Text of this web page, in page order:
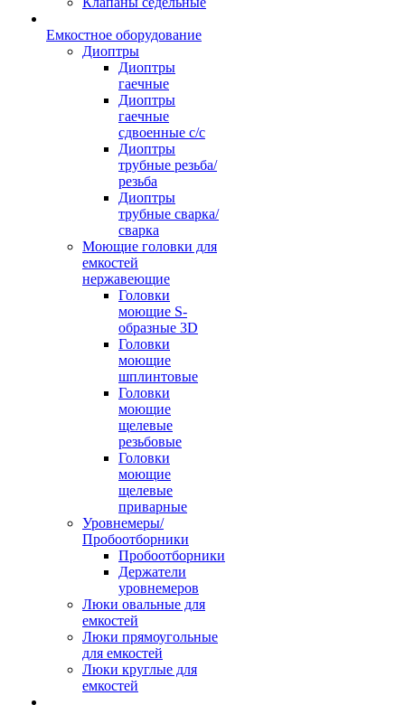
Емкостное оборудование
Диоптры
Диоптры
гаечные
Диоптры
гаечные
сдвоенные c/c
Диоптры
трубные резьба/
резьба
Диоптры
трубные сварка/
сварка
Моющие головки для
емкостей
нержавеющие
Головки
моющие S-
образные 3D
Головки
моющие
шплинтовые
Головки
моющие
щелевые
резьбовые
Головки
моющие
щелевые
приварные
Уровнемеры/
Пробоотборники
Пробоотборники
Держатели
уровнемеров
Люки овальные для
емкостей
Люки прямоугольные
для емкостей
Люки круглые для
емкостей